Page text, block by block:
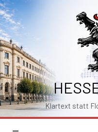
Skip
to
content
Klartext statt